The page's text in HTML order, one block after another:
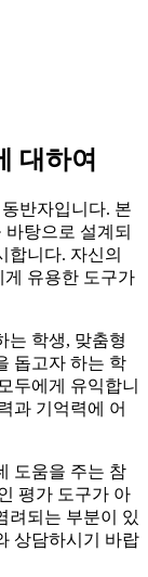
대하여
반자입니다. 본
탕으로 설계되
합니다. 자신의
유용한 도구가
는 학생, 맞춤형
돕고자 하는 학
두에게 유익합니
과 기억력에 어
도움을 주는 참
평가 도구가 아
려되는 부분이 있
상담하시기 바랍